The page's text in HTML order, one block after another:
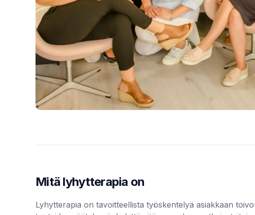
Mitä lyhytterapia on
Lyhytterapia on tavoitteellista työskentelyä asiakkaan